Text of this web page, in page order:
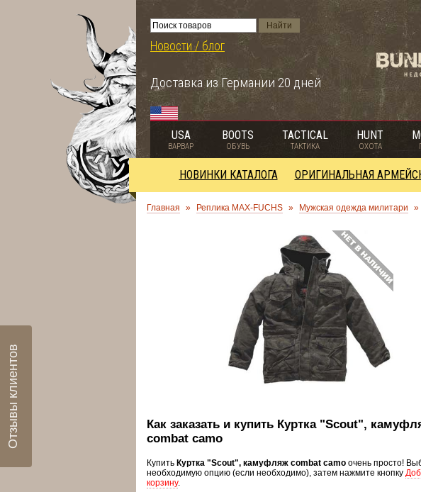
Новости / блог
Доставка из Германии 20 дней
USA
ВАРВАР
BOOTS
ОБУВЬ
TACTICAL
ТАКТИКА
HUNT
ОХОТА
НОВИНКИ КАТАЛОГА ОРИГИНАЛЬНАЯ
Главная » Реплика MAX-FUCHS » Мужская одежда милитари »
Как заказать и купить Куртка "Scout",
combat camo
Купить Куртка "Scout", камуфляж combat camo очень просто!
необходимую опцию (если необходимо), затем нажмите кнопку
корзину.
Отзывы клиентов